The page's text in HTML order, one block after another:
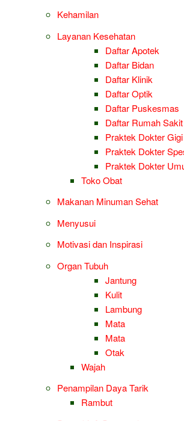
Kehamilan
Layanan Kesehatan
Daftar Apotek
Daftar Bidan
Daftar Klinik
Daftar Optik
Daftar Puskesmas
Daftar Rumah Sakit
Praktek Dokter Gigi
Praktek Dokter
Praktek Dokter
Toko Obat
Makanan Minuman Sehat
Menyusui
Motivasi dan Inspirasi
Organ Tubuh
Jantung
Kulit
Lambung
Mata
Mata
Otak
Wajah
Penampilan Daya Tarik
Rambut